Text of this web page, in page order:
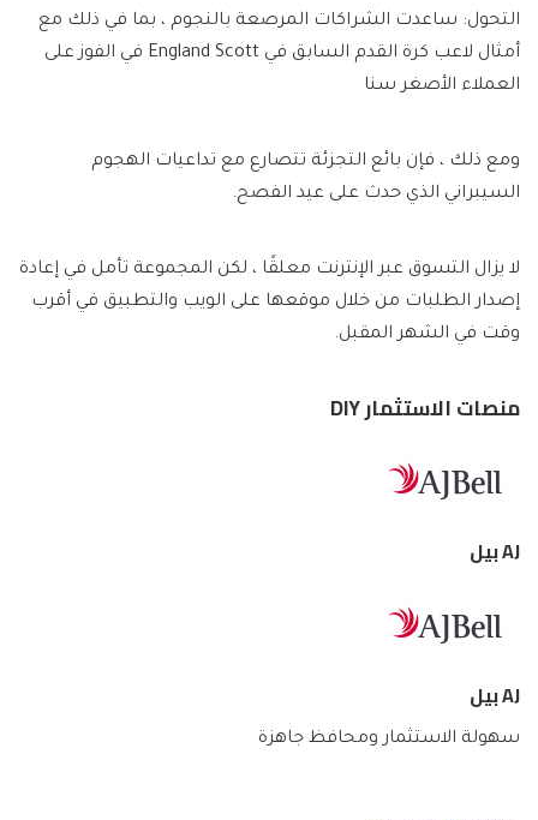
التحول: ساعدت الشراكات المرصعة بالنجوم ، بما في ذلك مع
أمثال لاعب كرة القدم السابق في England Scott في الفوز على
العملاء الأصغر سنا
ومع ذلك ، فإن بائع التجزئة تتصارع مع تداعيات الهجوم
السيبراني الذي حدث على عيد الفصح.
لا يزال التسوق عبر الإنترنت معلقًا ، لكن المجموعة تأمل في إعادة
إصدار الطلبات من خلال موقعها على الويب والتطبيق في أقرب
وقت في الشهر المقبل.
منصات الاستثمار DIY
AJ بيل
AJ بيل
سهولة الاستثمار ومحافظ جاهزة